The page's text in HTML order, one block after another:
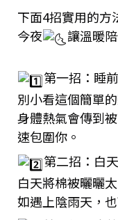
下面4招實用的方
今夜
讓溫暖
第一招：睡
別小看這個簡單
身體熱氣會傳到
速包圍你。
第二招：白
白天將棉被曬曬
如遇上陰雨天，